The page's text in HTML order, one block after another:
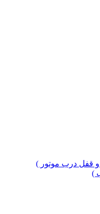
و قفل درب موتور )
)